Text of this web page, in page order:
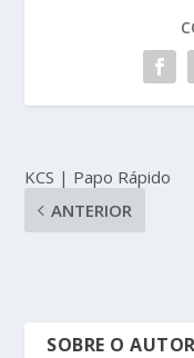
KCS | Papo Rápido
ANTERIOR
SOBRE O AUTOR